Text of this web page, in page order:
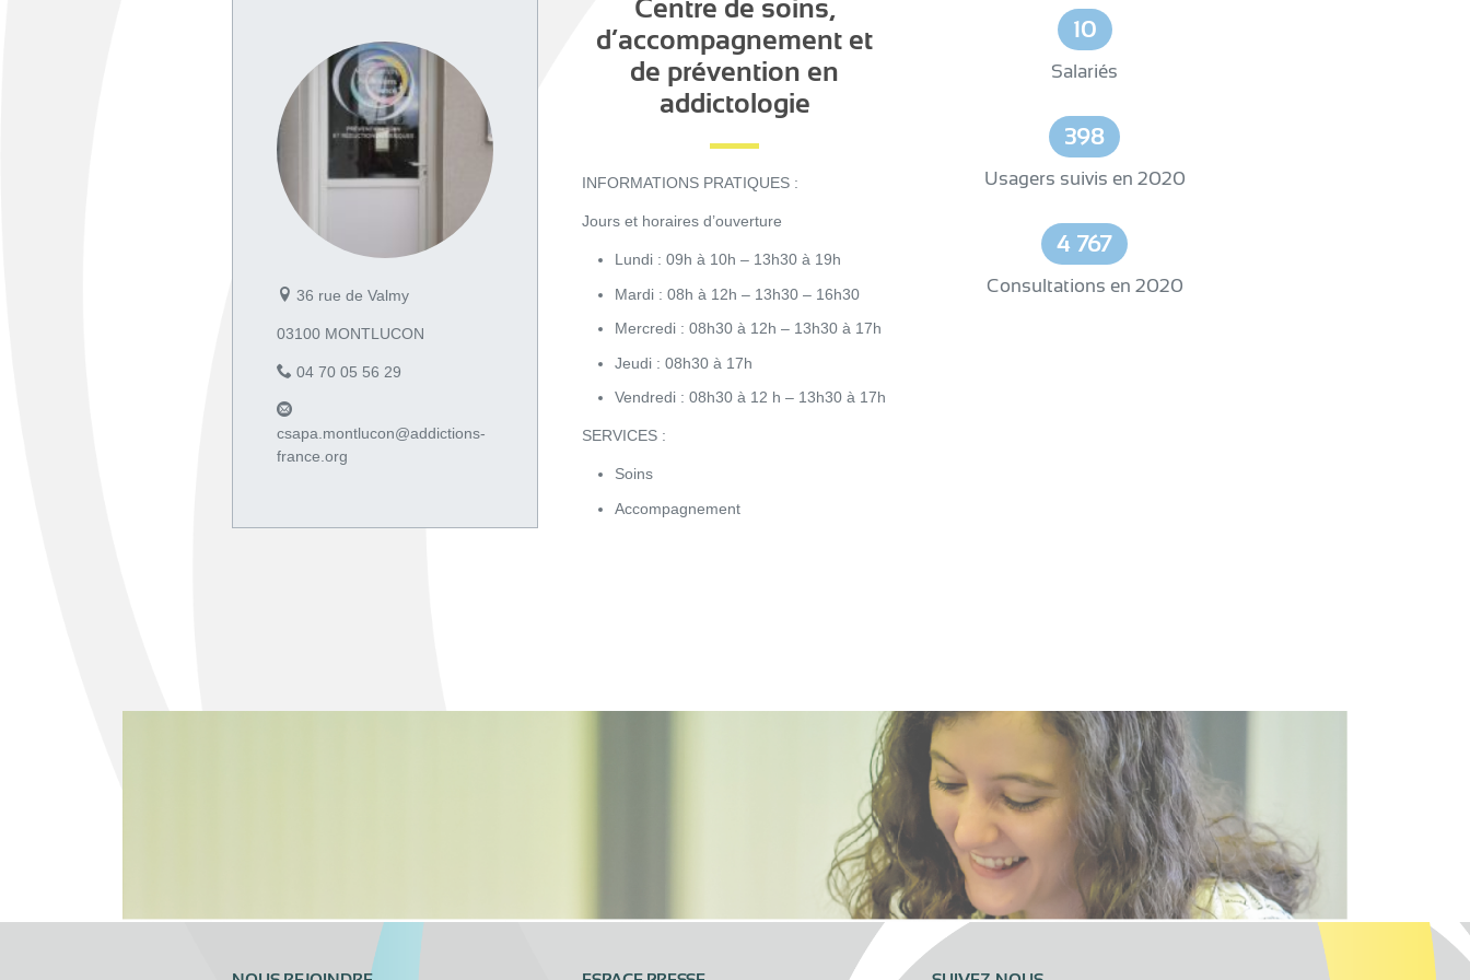
36 rue de Valmy
03100 MONTLUCON
04 70 05 56 29
csapa.montlucon@addictions-
france.org
Centre de soins,
d’accompagnement et
de prévention en
addictologie
INFORMATIONS PRATIQUES :
Jours et horaires d’ouverture
Lundi : 09h à 10h – 13h30 à 19h
Mardi : 08h à 12h – 13h30 – 16h30
Mercredi : 08h30 à 12h – 13h30 à 17h
Jeudi : 08h30 à 17h
Vendredi : 08h30 à 12 h – 13h30 à 17h
SERVICES :
Soins
Accompagnement
10
Salariés
398
Usagers suivis en 2020
4 767
Consultations en 2020